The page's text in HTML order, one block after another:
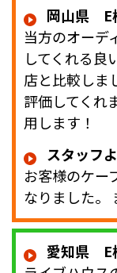
岡山県 E
当方のオーデ
してくれる良
店と比較しま
評価してくれ
用します！
スタッフ
お客様のケー
なりました。
愛知県 E